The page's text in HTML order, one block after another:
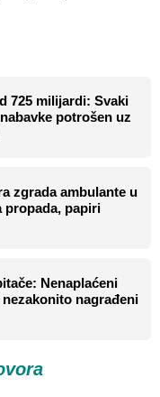
725 milijardi: Svaki
potrošen uz
zgrada ambulante u
propada, papiri
Nenaplaćeni
nagrađeni